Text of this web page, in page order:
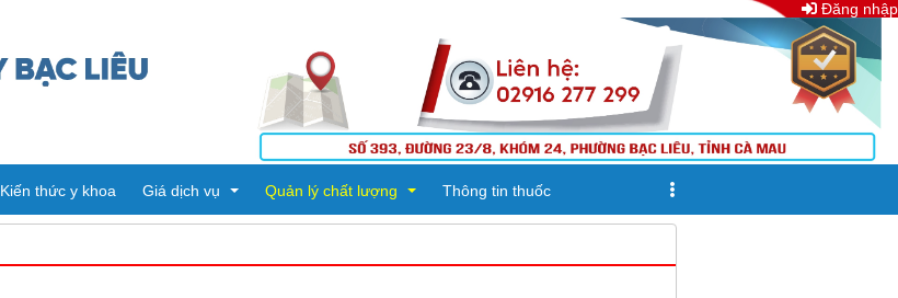
Đăng nhập
Kiến thức y khoa Giá dịch vụ Quản lý chất lượng Thông tin thuốc